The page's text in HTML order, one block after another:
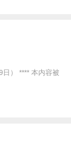
） **** 本内容被